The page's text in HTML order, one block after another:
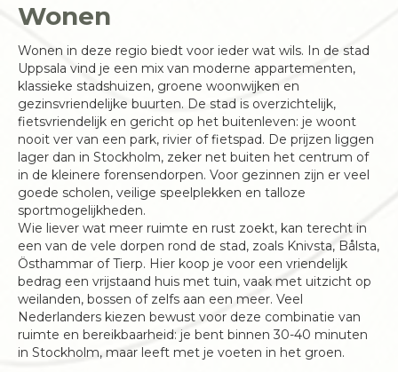
Wonen
Wonen in deze regio biedt voor ieder wat wils. In de stad
Uppsala vind je een mix van moderne appartementen,
klassieke stadshuizen, groene woonwijken en
gezinsvriendelijke buurten. De stad is overzichtelijk,
fietsvriendelijk en gericht op het buitenleven: je woont
nooit ver van een park, rivier of fietspad. De prijzen liggen
lager dan in Stockholm, zeker net buiten het centrum of
in de kleinere forensendorpen. Voor gezinnen zijn er veel
goede scholen, veilige speelplekken en talloze
sportmogelijkheden.
Wie liever wat meer ruimte en rust zoekt, kan terecht in
een van de vele dorpen rond de stad, zoals Knivsta, Bålsta,
Östhammar of Tierp. Hier koop je voor een vriendelijk
bedrag een vrijstaand huis met tuin, vaak met uitzicht op
weilanden, bossen of zelfs aan een meer. Veel
Nederlanders kiezen bewust voor deze combinatie van
ruimte en bereikbaarheid: je bent binnen 30-40 minuten
in Stockholm, maar leeft met je voeten in het groen.